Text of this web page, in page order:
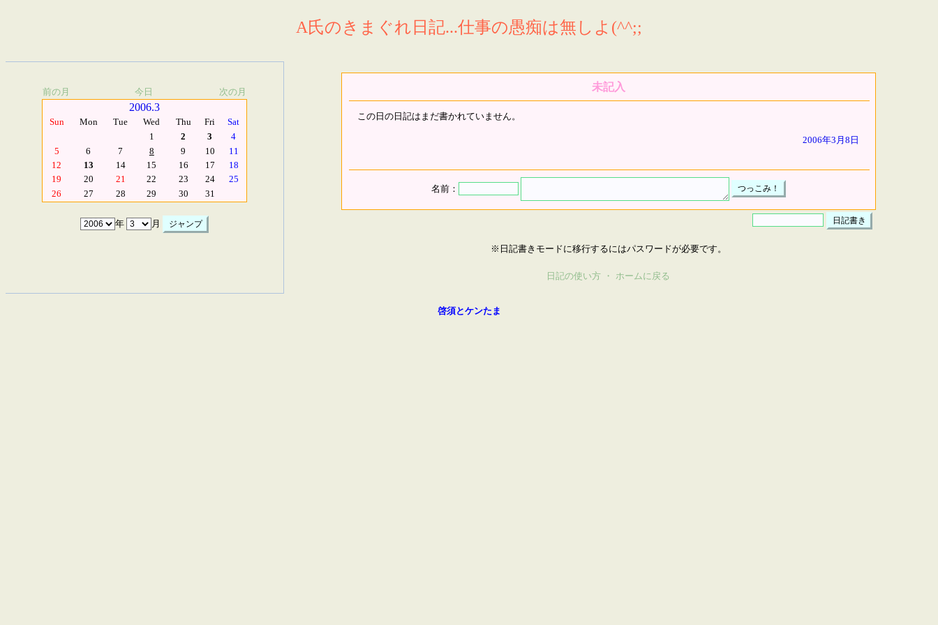
A氏のきまぐれ日記...仕事の愚痴は無しよ(^^;;
前の月 今日 次の月
2006.3
Sun Mon Tue Wed Thu Fri
Sat
1
2 3
4
5
6 7 8 9 10
11
12
13 14 15 16 17
18
19
20 21 22 23 24
25
26
27 28 29 30 31
年 月
未記入
この日の日記はまだ書かれていません。
2006年3月8日
名前：
※日記書きモードに移行するにはパスワードが必要です。
日記の使い方 ・ ホームに戻る
啓須とケンたま